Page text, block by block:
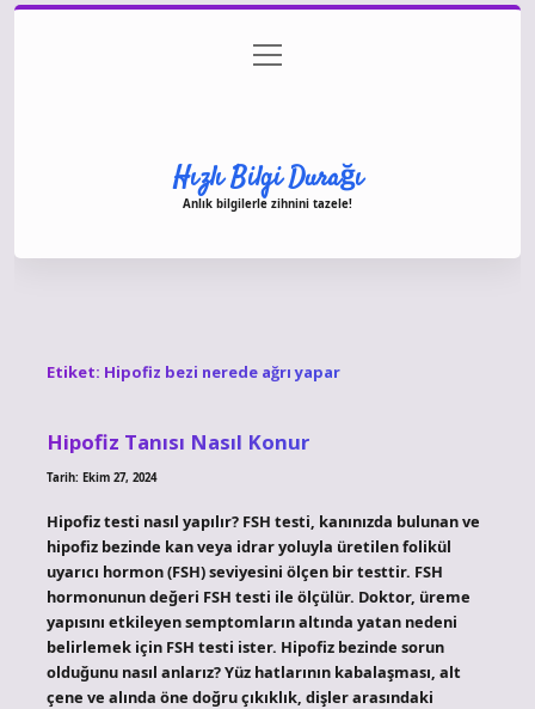
Gizlilik Politikası
menüyü
aç
Hızlı Bilgi Durağı
Anlık bilgilerle zihnini tazele!
Etiket: Hipofiz bezi nerede ağrı yapar
Hipofiz Tanısı Nasıl Konur
Tarih: Ekim 27, 2024
Hipofiz testi nasıl yapılır? FSH testi, kanınızda bulunan ve
hipofiz bezinde kan veya idrar yoluyla üretilen folikül
uyarıcı hormon (FSH) seviyesini ölçen bir testtir. FSH
hormonunun değeri FSH testi ile ölçülür. Doktor, üreme
yapısını etkileyen semptomların altında yatan nedeni
belirlemek için FSH testi ister. Hipofiz bezinde sorun
olduğunu nasıl anlarız? Yüz hatlarının kabalaşması, alt
çene ve alında öne doğru çıkıklık, dişler arasındaki